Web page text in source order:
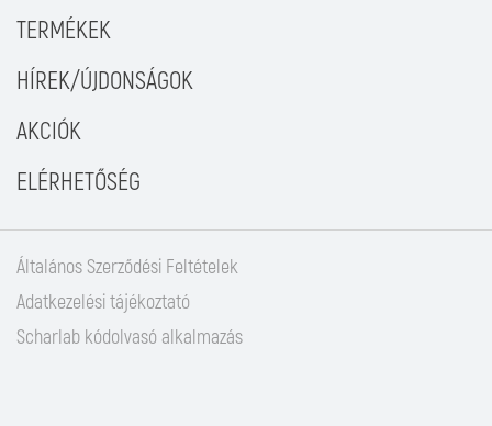
TERMÉKEK
HÍREK/ÚJDONSÁGOK
AKCIÓK
ELÉRHETŐSÉG
Általános Szerződési Feltételek
Adatkezelési tájékoztató
Scharlab kódolvasó alkalmazás